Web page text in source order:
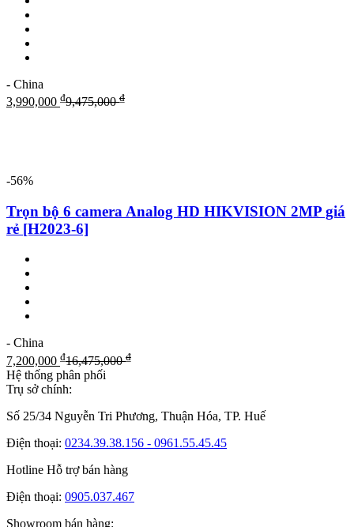
- China
3,990,000 ₫9,475,000₫
-56%
Trọn bộ 6 camera Analog HD HIKVISION 2MP giá
rẻ [H2023-6]
- China
7,200,000 ₫16,475,000₫
Hệ thống phân phối
Trụ sở chính:
Số 25/34 Nguyễn Tri Phương, Thuận Hóa, TP. Huế
Điện thoại: 0234.39.38.156 - 0961.55.45.45
Hotline Hỗ trợ bán hàng
Điện thoại: 0905.037.467
Showroom bán hàng: